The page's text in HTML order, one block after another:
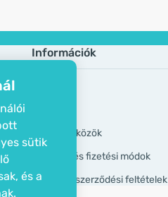
sütik
és a
Információk
GDPR eszközök
Szállítási és fizetési módok
Általános szerződési feltételek